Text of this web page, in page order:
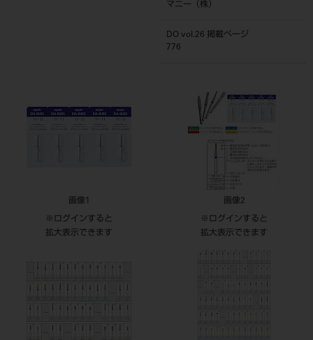
マニー（株）
DO vol.26 掲載ページ
776
画像1
※ログインすると
拡大表示できます
画像2
※ログインすると
拡大表示できます